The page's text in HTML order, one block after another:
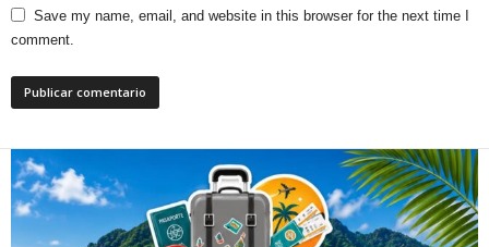
Save my name, email, and website in this browser for the next time I
comment.